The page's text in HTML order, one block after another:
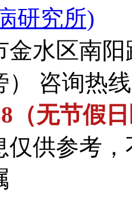
研究所)
金水区南
） 咨询热
（无节假
仅供参考